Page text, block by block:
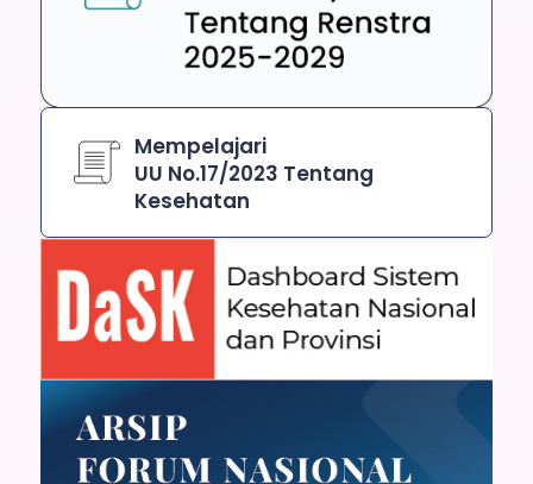
Mempelajari
UU No.17/2023 Tentang
Kesehatan